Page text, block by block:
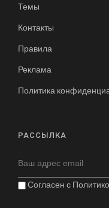
Темы
Контакты
Правила
Реклама
Политика
РАССЫЛКА
Согласен с